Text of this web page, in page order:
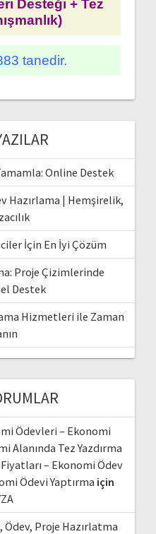
Desteği + Tez
tanedir.
Online Destek
Hazırlama | Hemşirelik,
İçin En İyi Çözüm
Proje Çizimlerinde
Destek
Hizmetleri ile Zaman
Ödevleri – Ekonomi
Alanında Tez Yazdırma
– Ekonomi Ödev
Ödevi Yaptırma için
Proje Hazırlatma